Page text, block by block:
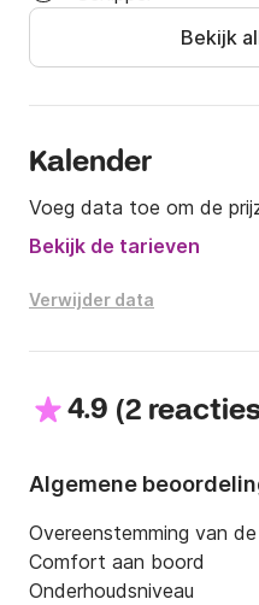
Bekijk
Kalender
Voeg data toe om de
Bekijk de tarieven
Verwijder data
4.9 (2
Algemene
Overeenstemming van
Comfort aan boord
Onderhoudsniveau